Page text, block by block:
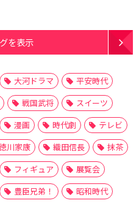
を表示
大河ドラマ
平安時代
戦国武将
スイーツ
漫画 時代劇
テレビ
川家康 織田信長
抹茶
フィギュア
展覧会
豊臣兄弟！
昭和時代